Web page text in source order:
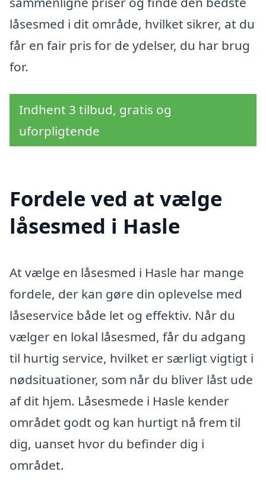
låsesmed i dit område, hvilket sikrer, at du
får en fair pris for de ydelser, du har brug
for.
Indhent 3 tilbud, gratis og
uforpligtende
Fordele ved at vælge
låsesmed i Hasle
At vælge en låsesmed i Hasle har mange
fordele, der kan gøre din oplevelse med
låseservice både let og effektiv. Når du
vælger en lokal låsesmed, får du adgang
til hurtig service, hvilket er særligt vigtigt i
nødsituationer, som når du bliver låst ude
af dit hjem. Låsesmede i Hasle kender
området godt og kan hurtigt nå frem til
dig, uanset hvor du befinder dig i
området.